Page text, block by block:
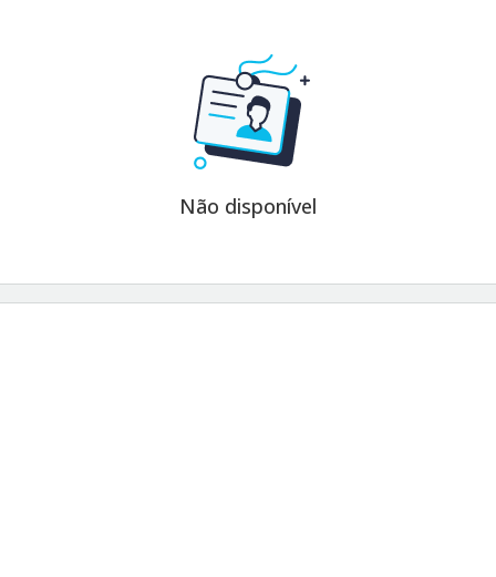
Não disponível